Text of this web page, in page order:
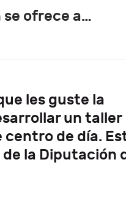
ofrece a…
les guste la
un taller
centro de día.
la Diputación